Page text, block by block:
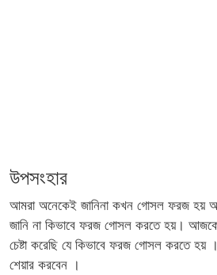
উপসংহার
আমরা অনেকেই জানিনা কখন গোসল ফরজ হয়
জানি না কিভাবে ফরজ গোসল করতে হয়।
চেষ্টা করেছি যে কিভাবে ফরজ গোসল করতে হয়
শেয়ার করবেন ।